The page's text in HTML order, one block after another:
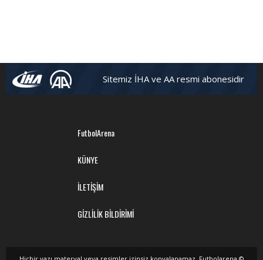
Sitemiz İHA ve AA resmi abonesidir
FutbolArena
KÜNYE
İLETİŞİM
GİZLİLİK BİLDİRİMİ